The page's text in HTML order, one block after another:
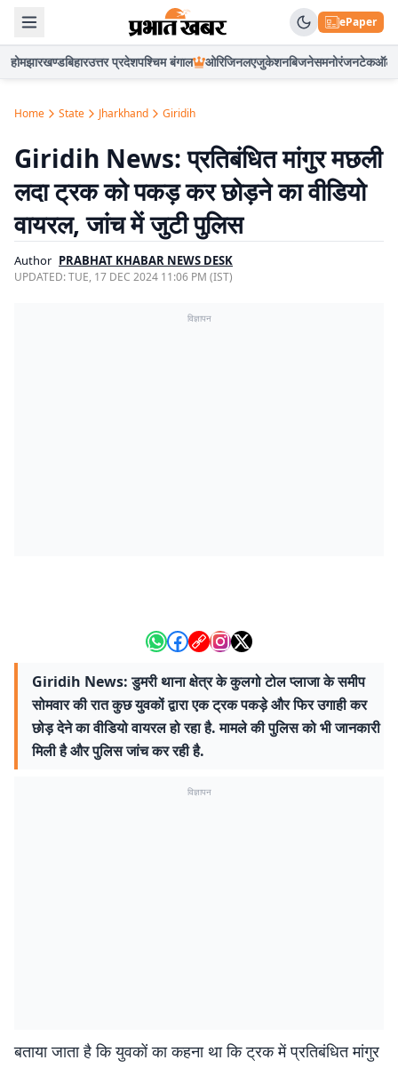
ePaper
होमझारखण्डबिहारउत्तर प्रदेशपश्चिम बंगाल ओरिजिनलएजुकेशनबिजनेसमनोरंजनटेकऑटो
Home State Jharkhand Giridih
Giridih News: प्रतिबंधित मांगुर मछली
लदा ट्रक को पकड़ कर छोड़ने का वीडियो
वायरल, जांच में जुटी पुलिस
Author PRABHAT KHABAR NEWS DESK
UPDATED:TUE, 17 DEC 2024 11:06 PM (IST)
विज्ञापन
Giridih News: डुमरी थाना क्षेत्र के कुलगो टोल प्लाजा के समीप
सोमवार की रात कुछ युवकों द्वारा एक ट्रक पकड़े और फिर उगाही कर
छोड़ देने का वीडियो वायरल हो रहा है. मामले की पुलिस को भी जानकारी
मिली है और पुलिस जांच कर रही है.
विज्ञापन
बताया जाता है कि युवकों का कहना था कि ट्रक में प्रतिबंधित मांगुर